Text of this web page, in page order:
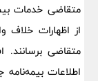
متقاضی خدمات
از اظهارات خلاف
متقاضی برسانند.
اطلاعات